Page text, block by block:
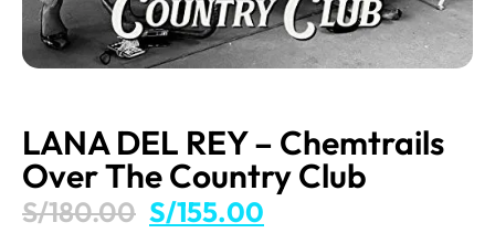
LANA DEL REY – Chemtrails
Over The Country Club
S/180.00 S/155.00